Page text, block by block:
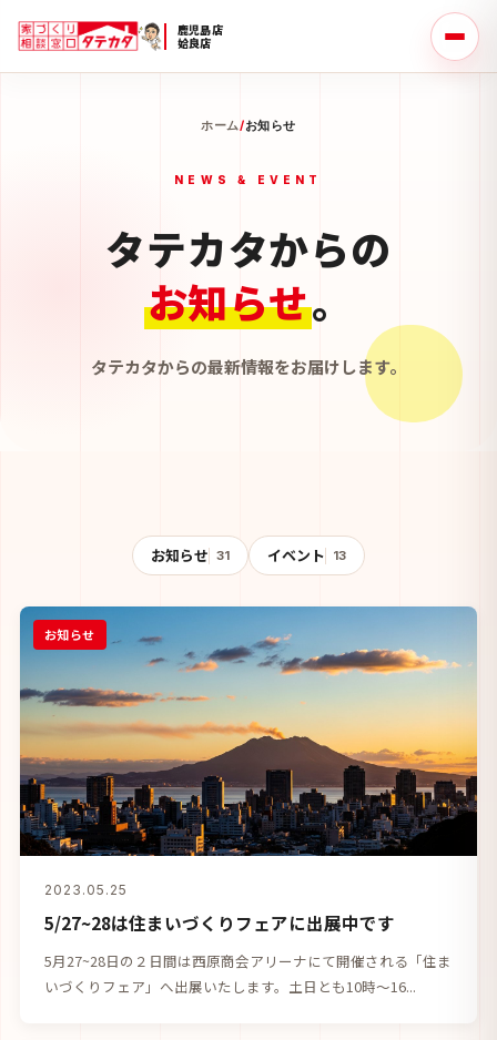
鹿児島店
姶良店
ホーム/お知らせ
NEWS & EVENT
タテカタからの
お知らせ。
タテカタからの最新情報をお届けします。
お知らせ 31 イベント 13
お知らせ
2023.05.25
5/27~28は住まいづくりフェアに出展中です
5月27~28日の２日間は西原商会アリーナにて開催される「住ま
いづくりフェア」へ出展いたします。土日とも10時～16...